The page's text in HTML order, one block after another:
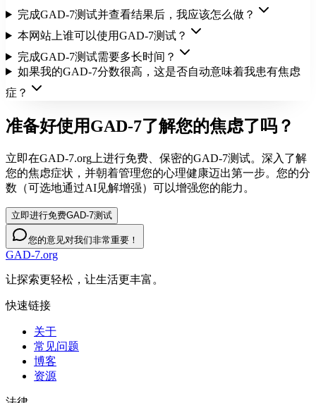
完成GAD-7测试并查看结果后，我应该怎么做？
本网站上谁可以使用GAD-7测试？
完成GAD-7测试需要多长时间？
如果我的GAD-7分数很高，这是否自动意味着我患有焦虑
症？
准备好使用GAD-7了解您的焦虑了吗？
立即在GAD-7.org上进行免费、保密的GAD-7测试。深入了解
您的焦虑症状，并朝着管理您的心理健康迈出第一步。您的分
数（可选地通过AI见解增强）可以增强您的能力。
立即进行免费GAD-7测试
您的意见对我们非常重要！
GAD-7.org
让探索更轻松，让生活更丰富。
快速链接
关于
常见问题
博客
资源